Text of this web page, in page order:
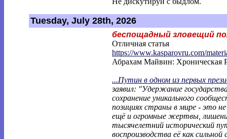
Tuesday, July 28th, 2026
беспощадный зловещий
Отличная статья
https://www.kasparovru.com/
Абрахам Майвин: Хроническая
...Путин в одном из первых
заявил: "Удержание
сохранение уникального
позициях страны в мире - это
ещё и огромные жертвы,
тысячелетний исторический
воспроизводства её как